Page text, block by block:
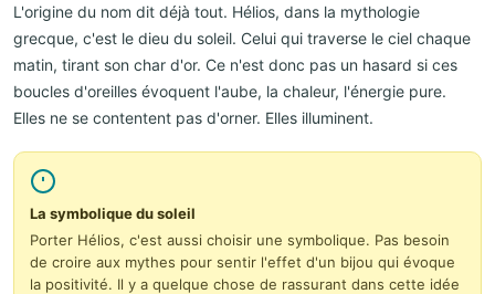
L'origine du nom dit déjà tout. Hélios, dans la mythologie
grecque, c'est le dieu du soleil. Celui qui traverse le ciel chaque
matin, tirant son char d'or. Ce n'est donc pas un hasard si ces
boucles d'oreilles évoquent l'aube, la chaleur, l'énergie pure.
Elles ne se contentent pas d'orner. Elles illuminent.
La symbolique du soleil
Porter Hélios, c'est aussi choisir une symbolique. Pas besoin
de croire aux mythes pour sentir l'effet d'un bijou qui évoque
la positivité. Il y a quelque chose de rassurant dans cette idée